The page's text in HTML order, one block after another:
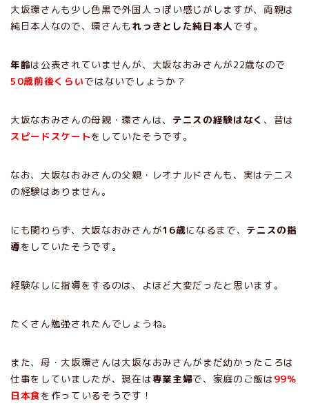
大坂環さんも少し色黒で外国人っぽい感じがしますが、両親は
純日本人なので、環さんも れっきとした純日本人 です。
年齢は公表されていませんが、大坂なおみさんが22歳なので
50歳前後くらいではないでしょうか？
大坂なおみさんの母親・環さんは、 テニスの経験はなく 、昔は
スピードスケートをしていたそうです。
なお、大坂なおみさんの父親・レオナルドさんも、実はテニス
の経験はありません。
にも関わらず、大坂なおみさんが16歳になるまで、 テニスの指
導をしていたそうです。
経験なしに指導をするのは、よほど大変だったと思います。
たくさん勉強されたんでしょうね。
また、母・大坂環さんは大坂なおみさんがまだ幼かったころは
仕事をしていましたが、現在は専業主婦で、家庭のご飯は 99％
日本食を作っているそうです！